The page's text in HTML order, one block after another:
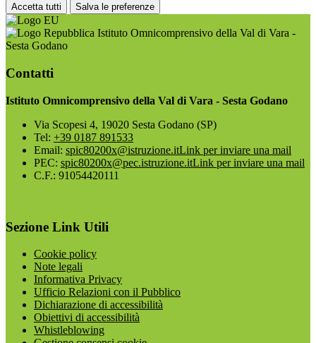
Accetta tutti Salva le preferenze
Istituto Omnicomprensivo della Val di Vara -
Sesta Godano
Contatti
Istituto Omnicomprensivo della Val di Vara - Sesta Godano
Via Scopesi 4, 19020 Sesta Godano (SP)
Tel: +39 0187 891533
Email: spic80200x@istruzione.itLink per inviare una mail
PEC: spic80200x@pec.istruzione.itLink per inviare una mail
C.F.: 91054420111
Sezione Link Utili
Cookie policy
Note legali
Informativa Privacy
Ufficio Relazioni con il Pubblico
Dichiarazione di accessibilità
Obiettivi di accessibilità
Whistleblowing